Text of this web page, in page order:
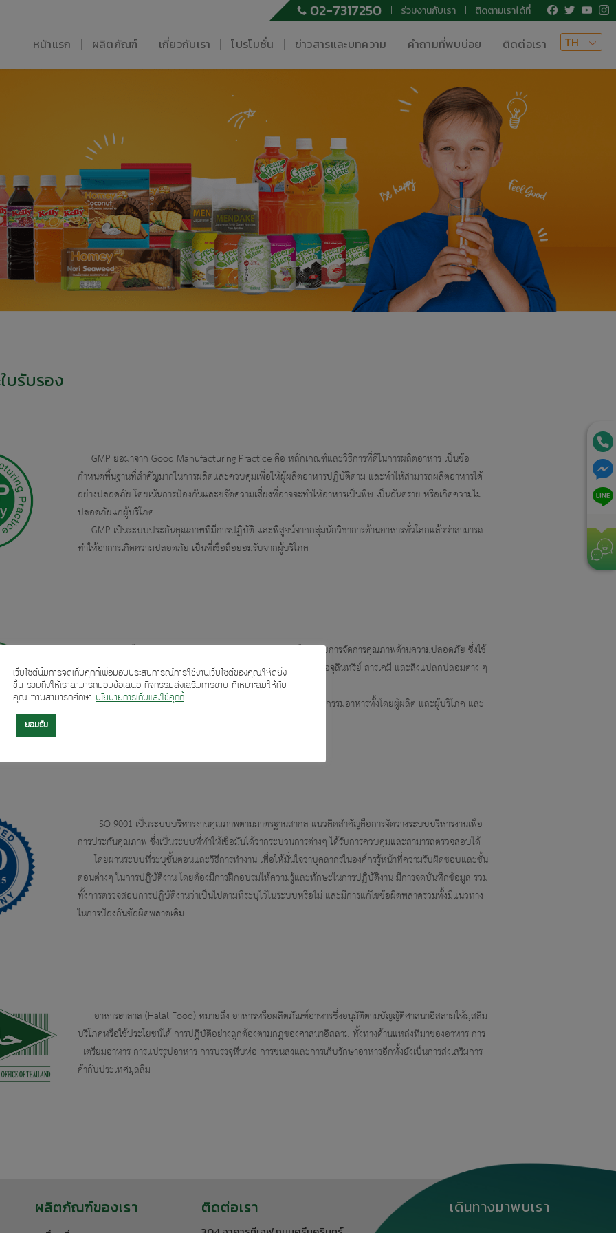
02-7317250 ร่วมงานกับเรา ติดตามเราได้ที่
หน้าแรก ผลิตภัณฑ์ เกี่ยวกับเรา โปรโมชั่น ข่าวสารและบทความ คำถามที่พบบ่อย ติดต่อเรา TH
บรับรอง
GMP ย่อมาจาก Good Manufacturing Practice คือ หลักเกณฑ์และวิธีการที่ดีในการผลิตอาหาร เป็นข้อ
กำหนดพื้นฐานที่สำคัญมากในการผลิตและควบคุมเพื่อให้ผู้ผลิตอาหารปฏิบัติตาม และทำให้สามารถผลิตอาหารได้
อย่างปลอดภัย โดยเน้นการป้องกันและขจัดความเสี่ยงที่อาจจะทำให้อาหารเป็นพิษ เป็นอันตราย หรือเกิดความไม่
ปลอดภัยแก่ผู้บริโภค
GMP เป็นระบบประกันคุณภาพที่มีการปฏิบัติ และพิสูจน์จากกลุ่มนักวิชาการด้านอาหารทั่วโลกแล้วว่าสามารถ
ทำให้อาการเกิดความปลอดภัย เป็นที่เชื่อถือยอมรับจากผู้บริโภค
HACCP หรือ Hazards Analysis and Critical Points) คือระบบการจัดการคุณภาพด้านความปลอดภัย ซึ่งใช้
ในการควบคุมกระบวนการผลิตให้ได้อาหารที่ปราศจากอันตรายจากเชื้อจุลินทรีย์ สารเคมี และสิ่งแปลกปลอมต่าง ๆ
อาทิ เศษแก้ว โลหะ เป็นต้น
ปัจจุบัน HACCP ถือเป็นมาตรฐานสากลที่ใช้สร้างความมั่นใจในอุตสาหกรรมอาหารทั้งโดยผู้ผลิต และผู้บริโภค และ
ISO 9001 เป็นระบบบริหารงานคุณภาพตามมาตรฐานสากล แนวคิดสำคัญคือการจัดวางระบบบริหารงานเพื่อ
การประกันคุณภาพ ซึ่งเป็นระบบที่ทำให้เชื่อมั่นได้ว่ากระบวนการต่างๆ ได้รับการควบคุมและสามารถตรวจสอบได้
โดยผ่านระบบที่ระบุขั้นตอนและวิธีการทำงาน เพื่อให้มั่นใจว่าบุคลากรในองค์กรรู้หน้าที่ความรับผิดชอบและขั้น
ตอนต่างๆ ในการปฏิบัติงาน โดยต้องมีการฝึกอบรมให้ความรู้และทักษะในการปฏิบัติงาน มีการจดบันทึกข้อมูล รวม
ทั้งการตรวจสอบการปฏิบัติงานว่าเป็นไปตามที่ระบุไว้ในระบบหรือไม่ และมีการแก้ไขข้อผิดพลาดรวมทั้งมีแนวทาง
ในการป้องกันข้อผิดพลาดเดิม
อาหารฮาลาล (Halal Food) หมายถึง อาหารหรือผลิตภัณฑ์อาหารซึ่งอนุมัติตามบัญญัติศาสนาอิสลามให้มุสลิม
บริโภคหรือใช้ประโยชน์ได้ การปฏิบัติอย่างถูกต้องตามกฎของศาสนาอิสลาม ทั้งทางด้านแหล่งที่มาของอาหาร การ
เตรียมอาหาร การแปรรูปอาหาร การบรรจุหีบห่อ การขนส่งและการเก็บรักษาอาหารอีกทั้งยังเป็นการส่งเสริมการ
ค้ากับประเทศมุลลิม
ผลิตภัณฑ์ของเรา ติดต่อเรา เดินทางมาพบเรา
เว็บไซต์นี้มีการจัดเก็บคุกกี้เพื่อมอบประสบการณ์การใช้งานเว็บไซต์ของคุณให้ดียิ่ง
ขึ้น รวมถึงให้เราสามารถมอบข้อเสนอ กิจกรรมส่งเสริมการขาย ที่เหมาะสมให้กับ
คุณ ท่านสามารถศึกษา นโยบายการเก็บและใช้คุกกี้
ยอมรับ